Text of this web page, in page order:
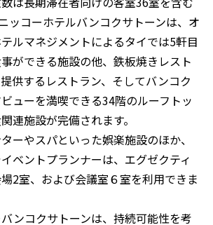
ッコーホテルバンコクサトーンは、オ
ルマネジメントによるタイでは5軒目
ができる施設の他、鉄板焼きレスト
供するレストラン、そしてバンコク
ューを満喫できる34階のルーフトッ
連施設が完備されます。
ーやスパといった娯楽施設のほか、
ベントプランナーは、エグゼクティ
2室、および会議室６室を利用できま
ンコクサトーンは、持続可能性を考